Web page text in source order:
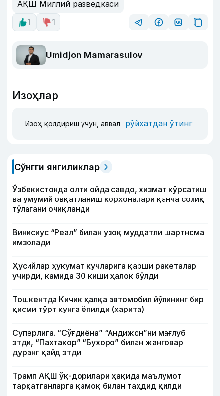
АҚШ Миллий разведкаси
1
1
Umidjon Mamarasulov
Изоҳлар
Изоҳ қолдириш учун, аввал рўйхатдан ўтинг
Сўнгги янгиликлар
Ўзбекистонда олти ойда савдо, хизмат кўрсатиш
ва умумий овқатланиш корхоналари қанча солиқ
тўлагани очиқланди
Винисиус “Реал” билан узоқ муддатли шартнома
имзолади
Ҳусийлар ҳукумат кучларига қарши ракеталар
учирди, камида 30 киши ҳалок бўлди
Тошкентда Кичик ҳалқа автомобил йўлининг бир
қисми тўрт кунга ёпилди (харита)
Суперлига. “Сўғдиёна” “Андижон”ни мағлуб
этди, “Пахтакор” “Бухоро” билан жанговар
дуранг қайд этди
Трамп АҚШ ўқ-дорилари ҳақида маълумот
тарқатганларга қамоқ билан таҳдид қилди